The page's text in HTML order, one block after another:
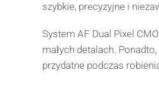
szybkie, precyzyjne i
System AF Dual Pixel
małych detalach.
przydatne podczas